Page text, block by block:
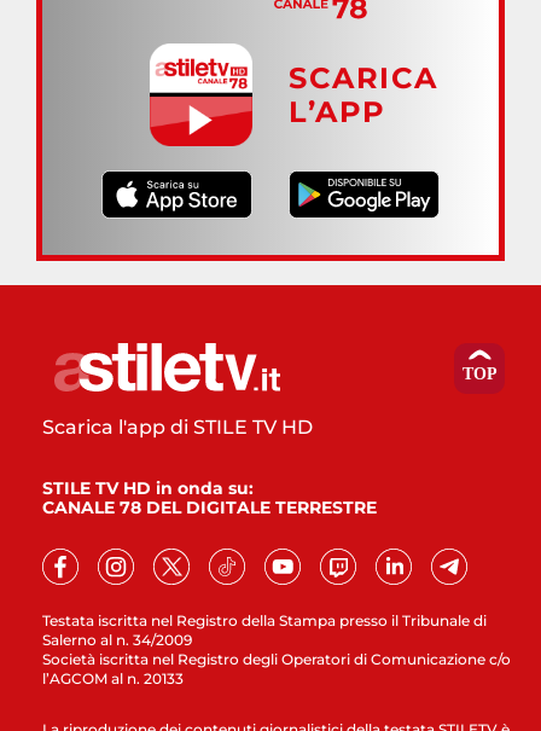
SCARICA
L’APP
Testata iscritta nel Registro della Stampa presso il Tribunale di
Salerno al n. 34/2009
Società iscritta nel Registro degli Operatori di Comunicazione c/o
l’AGCOM al n. 20133
Scarica l'app di STILE TV HD
STILE TV HD in onda su:
CANALE 78 DEL DIGITALE TERRESTRE